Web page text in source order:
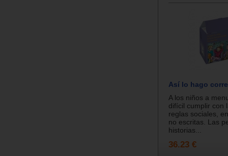
Así lo hago
A los niños a
difícil cumplir con
reglas sociales,
no escritas. Las
historias...
36.23 €